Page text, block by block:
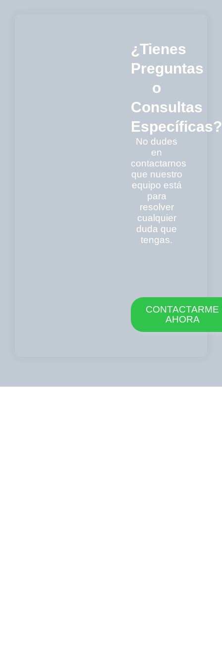
¿Tienes
Preguntas
o
Consultas
Específicas?
No dudes
en
contactarnos
que nuestro
equipo está
para
resolver
cualquier
duda que
tengas.
CONTACTARME
AHORA